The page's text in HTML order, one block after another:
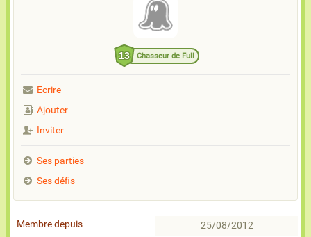
13 Chasseur de Full
Ecrire
Ajouter
Inviter
Ses parties
Ses défis
Membre depuis
25/08/2012